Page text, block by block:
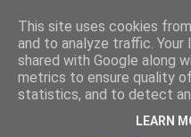
This site uses cookies
and to analyze traffic. Your
shared with Google along
metrics to ensure quality
statistics, and to detect
LEARN